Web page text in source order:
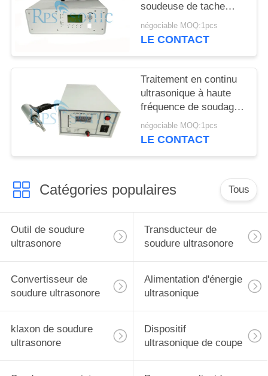
soudeuse de tache
rivetant la soudeuse
ultrasonique de main
négociable MOQ:1pcs
LE CONTACT
Traitement en continu
ultrasonique à haute
fréquence de soudage
par points
négociable MOQ:1pcs
LE CONTACT
Catégories populaires Tous
Outil de soudure
ultrasonore
Transducteur de
soudure ultrasonore
Convertisseur de
soudure ultrasonore
Alimentation d'énergie
ultrasonique
klaxon de soudure
ultrasonore
Dispositif
ultrasonique de coupe